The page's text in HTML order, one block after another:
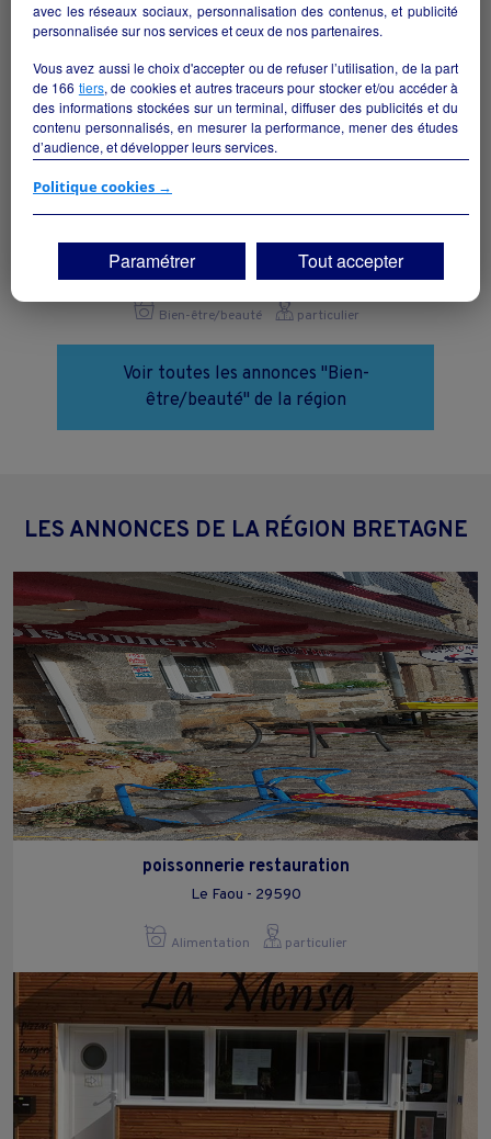
Centre de bien être - SPA -
Quimper - 29000
Bien-être/beauté particulier
Voir toutes les annonces "Bien-
être/beauté" de la région
LES ANNONCES DE LA RÉGION BRETAGNE
poissonnerie restauration
Le Faou - 29590
Alimentation particulier
avec les réseaux sociaux, personnalisation des contenus, et publicité
personnalisée sur nos services et ceux de nos partenaires.
Vous avez aussi le choix d'accepter ou de refuser l’utilisation, de la part
de 166 tiers, de cookies et autres traceurs pour stocker et/ou accéder à
des informations stockées sur un terminal, diffuser des publicités et du
contenu personnalisés, en mesurer la performance, mener des études
d’audience, et développer leurs services.
Si vous continuez sans accepter, les fonctionnalités liées à la
vos centres d'intérêt. Seuls lescookies/traceurs techniquesseront
déposés et lus sur votre terminal.
Vous pouvez exprimer vos choix en cliquant sur "Tout accepter",
"Continuer sans accepter" ou "Paramétrer", et les modifier à tout
Politique cookies →
Paramétrer Tout accepter